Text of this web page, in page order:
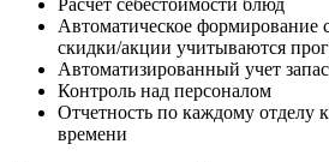
Автоматическое формирование
скидки/акции учитываются
Автоматизированный учет
Контроль над персоналом
Отчетность по каждому отделу
времени